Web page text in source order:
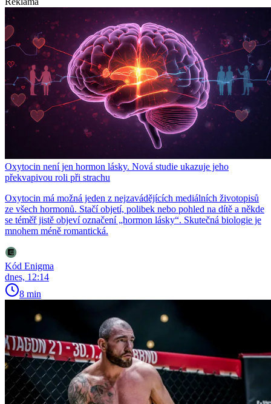
Oxytocin není jen hormon lásky. Nová studie ukazuje jeho
překvapivou roli při strachu
Oxytocin má možná jeden z nejzavádějících mediálních životopisů
ze všech hormonů. Stačí objetí, polibek nebo pohled na dítě a někde
se téměř jistě objeví označení „hormon lásky“. Skutečná biologie je
mnohem méně romantická.
Kód Enigma
dnes, 12:14
8 min